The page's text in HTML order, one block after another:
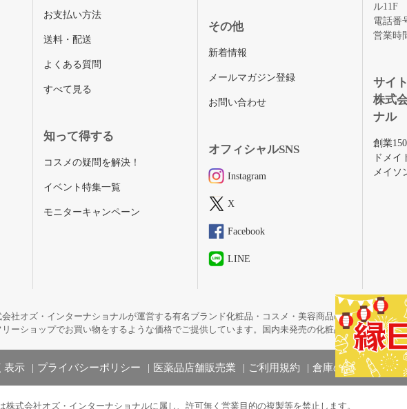
お支払い方法
送料・配送
よくある質問
すべて見る
知って得する
コスメの疑問を解決！
イベント特集一覧
モニターキャンペーン
その他
新着情報
メールマガジン登録
お問い合わせ
オフィシャルSNS
Instagram
X
Facebook
LINE
ル11F
電話番
営業時
サイ
株式
ナル
創業
ドメイ
メイソ
社オズ・インターナショナルが運営する有名ブランド化粧品・コスメ・美容商品の通販サイトです
ーショップでお買い物をするような価格でご提供しています。国内未発売の化粧品も取り揃えて
表示 プライバシーポリシー 医薬品店舗販売業 ご利用規約 倉庫の管理体制
株式会社オズ・インターナショナルに属し、許可無く営業目的の複製等を禁止します。